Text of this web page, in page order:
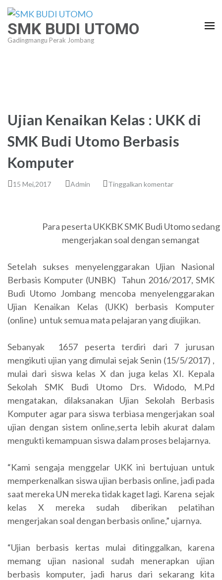
Lompat
konten
(Tekan
SMK BUDI UTOMO
Gadingmangu Perak Jombang
Ujian Kenaikan Kelas : UKK di
SMK Budi Utomo Berbasis
Komputer
15 Mei,2017 Admin Tinggalkan komentar
Para peserta UKKBK SMK Budi Utomo sedang
mengerjakan soal dengan semangat
Setelah sukses menyelenggarakan Ujian Nasional
Berbasis Komputer (UNBK) Tahun 2016/2017, SMK
Budi Utomo Jombang mencoba menyelenggarakan
Ujian Kenaikan Kelas (UKK) berbasis Komputer
(online) untuk semua mata pelajaran yang diujikan.
Sebanyak 1657 peserta terdiri dari 7 jurusan
mengikuti ujian yang dimulai sejak Senin (15/5/2017) ,
mulai dari siswa kelas X dan juga kelas XI. Kepala
Sekolah SMK Budi Utomo Drs. Widodo, M.Pd
mengatakan, dilaksanakan Ujian Sekolah Berbasis
Komputer agar para siswa terbiasa mengerjakan soal
ujian dengan sistem online,serta lebih akurat dalam
mengukti kemampuan siswa dalam proses belajarnya.
“Kami sengaja menggelar UKK ini bertujuan untuk
memperkenalkan siswa ujian berbasis online, jadi pada
saat mereka UN mereka tidak kaget lagi. Karena sejak
kelas X mereka sudah diberikan pelatihan
mengerjakan soal dengan berbasis online,” ujarnya.
“Ujian berbasis kertas mulai ditinggalkan, karena
memang ujian nasional sudah menerapkan ujian
berbasis komputer, jadi harus dari sekarang kita